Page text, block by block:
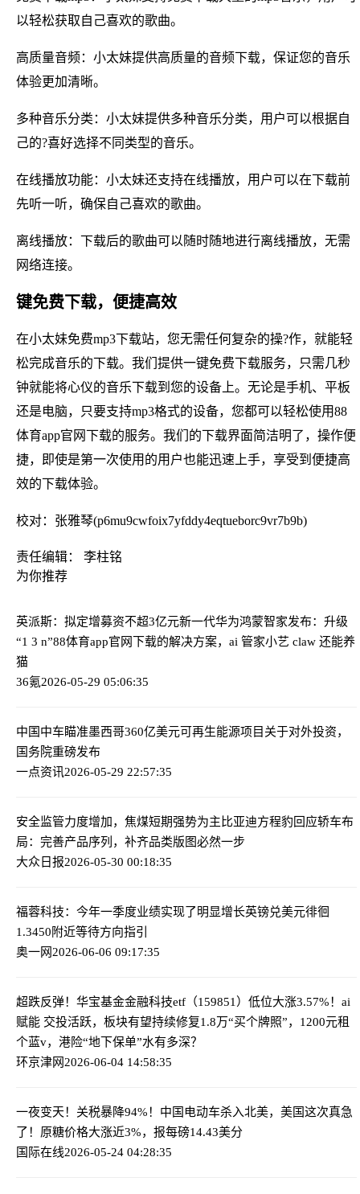
以轻松获取自己喜欢的歌曲。
高质量音频：小太妹提供高质量的音频下载，保证您的音乐
体验更加清晰。
多种音乐分类：小太妹提供多种音乐分类，用户可以根据自
己的?喜好选择不同类型的音乐。
在线播放功能：小太妹还支持在线播放，用户可以在下载前
先听一听，确保自己喜欢的歌曲。
离线播放：下载后的歌曲可以随时随地进行离线播放，无需
网络连接。
键免费下载，便捷高效
在小太妹免费mp3下载站，您无需任何复杂的操?作，就能轻
松完成音乐的下载。我们提供一键免费下载服务，只需几秒
钟就能将心仪的音乐下载到您的设备上。无论是手机、平板
还是电脑，只要支持mp3格式的设备，您都可以轻松使用88
体育app官网下载的服务。我们的下载界面简洁明了，操作便
捷，即使是第一次使用的用户也能迅速上手，享受到便捷高
效的下载体验。
校对：张雅琴(p6mu9cwfoix7yfddy4eqtueborc9vr7b9b)
责任编辑： 李柱铭
为你推荐
英派斯：拟定增募资不超3亿元新一代华为鸿蒙智家发布：升级
“1 3 n”88体育app官网下载的解决方案，ai 管家小艺 claw 还能养
猫
36氪2026-05-29 05:06:35
中国中车瞄准墨西哥360亿美元可再生能源项目 关于对外投资，
国务院重磅发布
一点资讯2026-05-29 22:57:35
安全监管力度增加，焦煤短期强势为主 比亚迪方程豹回应轿车布
局：完善产品序列，补齐品类版图必然一步
大众日报2026-05-30 00:18:35
福蓉科技：今年一季度业绩实现了明显增长英镑兑美元徘徊
1.3450附近等待方向指引
奥一网2026-06-06 09:17:35
超跌反弹！华宝基金金融科技etf（159851）低位大涨3.57%！ai
赋能 交投活跃，板块有望持续修复1.8万“买个牌照”，1200元租
个蓝v，港险“地下保单”水有多深？
环京津网2026-06-04 14:58:35
一夜变天！关税暴降94%！中国电动车杀入北美，美国这次真急
了！ 原糖价格大涨近3%，报每磅14.43美分
国际在线2026-05-24 04:28:35